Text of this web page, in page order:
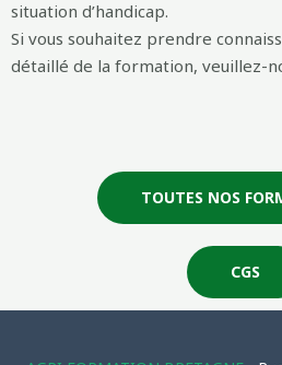
situation d’handicap.
Si vous souhaitez prendre
détaillé de la formation, veuillez-
TOUTES NOS
CGS